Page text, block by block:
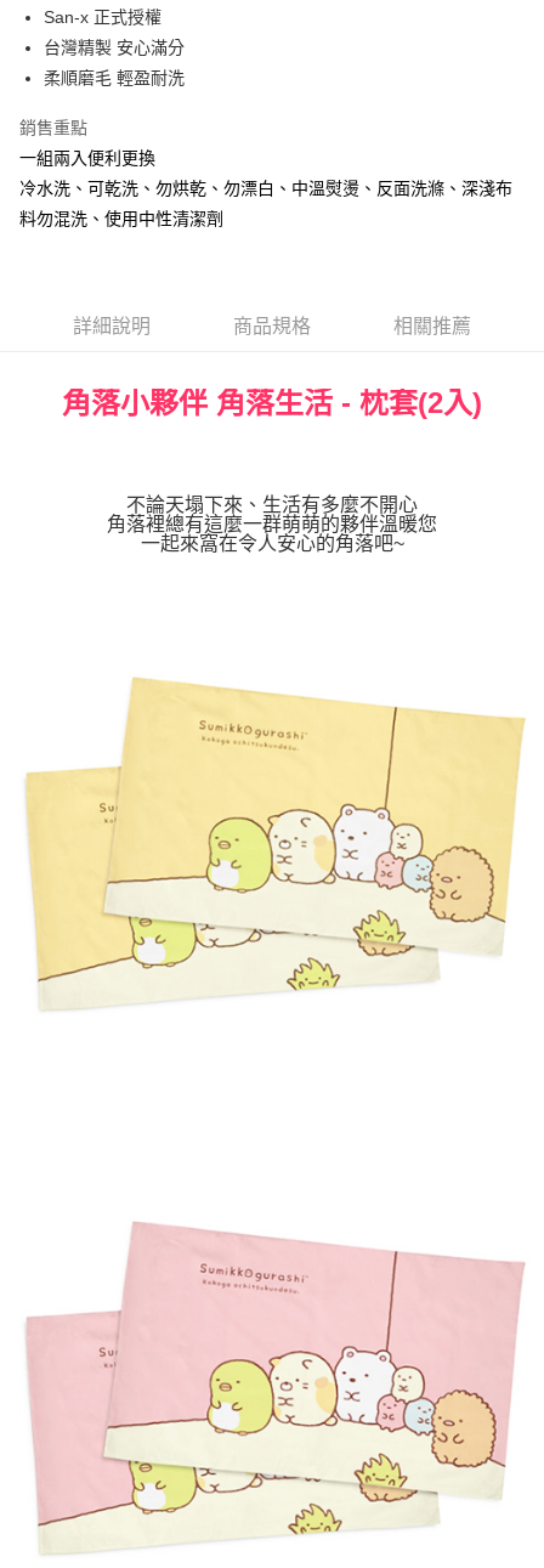
Apple Pay
街口支付
Google Pay
ATM付款
每筆NT$60，滿NT$699(含以上)免運費
每筆NT$60，滿NT$699(含以上)免運費
San-x 正式授權
台灣精製 安心滿分
柔順磨毛 輕盈耐洗
銷售重點
一組兩入便利更換
冷水洗、可乾洗、勿烘乾、勿漂白、中溫熨燙、反面洗滌、深淺布
料勿混洗、使用中性清潔劑
詳細說明 商品規格 相關推薦
角落小夥伴 角落生活 - 枕套(2入)
不論天塌下來、生活有多麼不開心
角落裡總有這麼一群萌萌的夥伴溫暖您
一起來窩在令人安心的角落吧~